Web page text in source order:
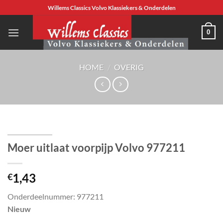
naar
inhoud
Willems Classics Volvo Klassiekers & Onderdelen
0
HOME / OVERIG
Moer uitlaat voorpijp Volvo 977211
€1,43
Onderdeelnummer: 977211
Nieuw